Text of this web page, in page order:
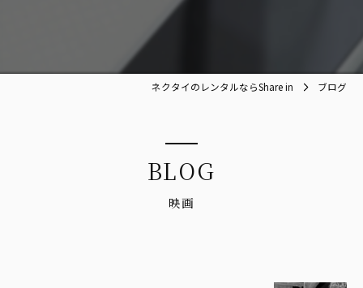
ネクタイのレンタルならShare in ブログ
BLOG
映画